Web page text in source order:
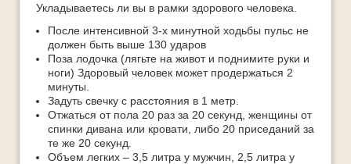
Укладываетесь ли вы в рамки здорового человека.
После интенсивной 3-х минутной ходьбы пульс не
должен быть выше 130 ударов
Поза лодочка (лягьте на живот и поднимите руки и
ноги) Здоровый человек может продержаться 2
минуты.
Задуть свечку с расстояния в 1 метр.
Отжаться от пола 20 раз за 20 секунд, женщины от
спинки дивана или кровати, либо 20 приседаний за
те же 20 секунд.
Объем легких – 3,5 литра у мужчин, 2,5 литра у